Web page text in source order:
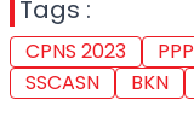
Tags :
CPNS 2023
SSCASN
BKN